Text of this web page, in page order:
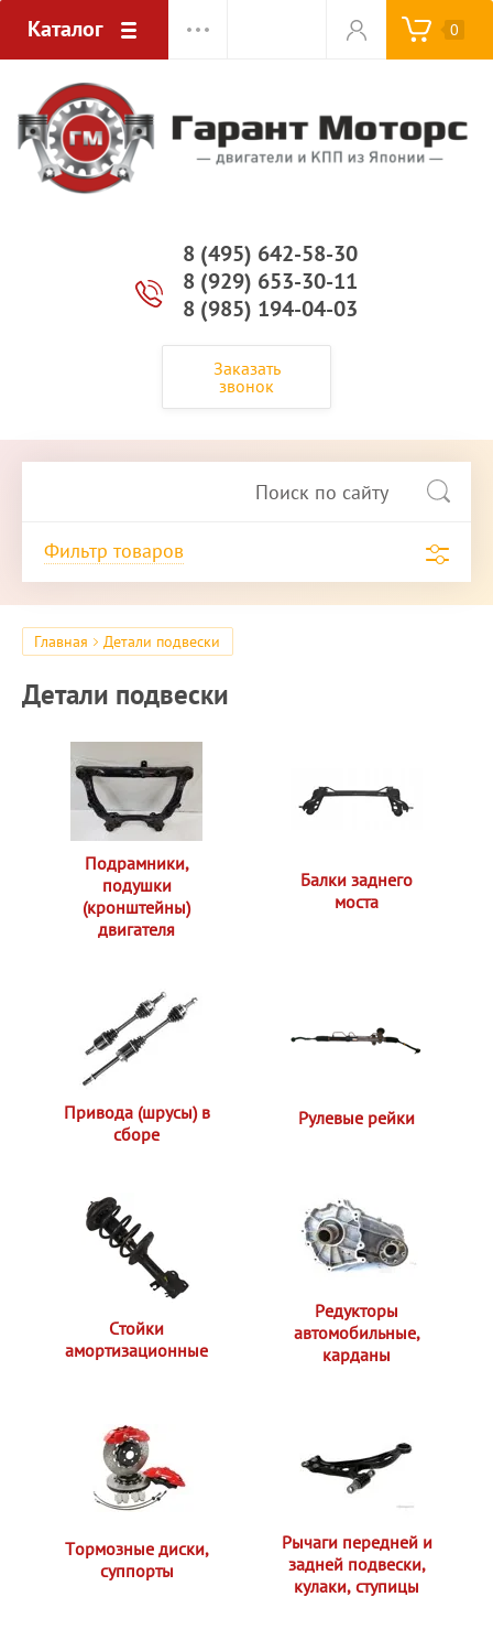
Каталог 0
8 (495) 642-58-30
8 (929) 653-30-11
8 (985) 194-04-03
Заказать
звонок
Фильтр товаров
Главная Детали подвески
Детали подвески
Подрамники,
подушки
(кронштейны)
двигателя
Балки заднего
моста
Привода (шрусы) в
сборе
Рулевые рейки
Стойки
амортизационные
Редукторы
автомобильные,
карданы
Тормозные диски,
суппорты
Рычаги передней и
задней подвески,
кулаки, ступицы